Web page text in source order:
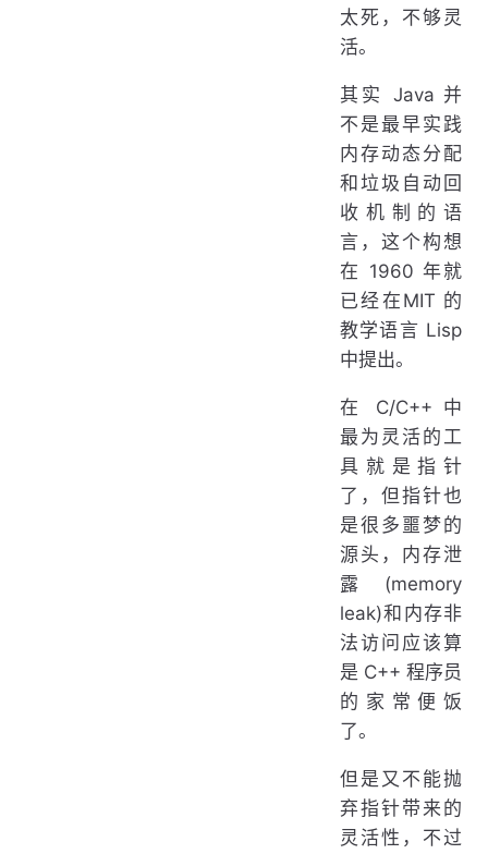
太死，不够灵
活。
其实 Java 并
不是最早实践
内存动态分配
和垃圾自动回
收机制的语
言，这个构想
在 1960 年就
已经在MIT 的
教学语言 Lisp
中提出。
在 C/C++ 中
最为灵活的工
具就是指针
了，但指针也
是很多噩梦的
源头，内存泄
露(memory
leak)和内存非
法访问应该算
是 C++ 程序员
的家常便饭
了。
但是又不能抛
弃指针带来的
灵活性，不过